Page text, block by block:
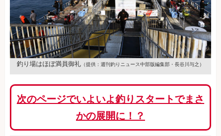
釣り場はほぼ満員御礼 （提供：週刊釣りニュース中部版編集部・長谷川与之）
次のページでいよいよ釣りスタートでまさ
かの展開に！？